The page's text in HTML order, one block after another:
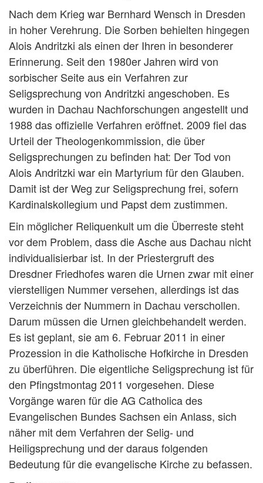
Nach dem Krieg war Bernhard Wensch in Dresden
in hoher Verehrung. Die Sorben behielten hingegen
Alois Andritzki als einen der Ihren in besonderer
Erinnerung. Seit den 1980er Jahren wird von
sorbischer Seite aus ein Verfahren zur
Seligsprechung von Andritzki angeschoben. Es
wurden in Dachau Nachforschungen angestellt und
1988 das offizielle Verfahren eröffnet. 2009 fiel das
Urteil der Theologenkommission, die über
Seligsprechungen zu befinden hat: Der Tod von
Alois Andritzki war ein Martyrium für den Glauben.
Damit ist der Weg zur Seligsprechung frei, sofern
Kardinalskollegium und Papst dem zustimmen.
Ein möglicher Reliquenkult um die Überreste steht
vor dem Problem, dass die Asche aus Dachau nicht
individualisierbar ist. In der Priestergruft des
Dresdner Friedhofes waren die Urnen zwar mit einer
vierstelligen Nummer versehen, allerdings ist das
Verzeichnis der Nummern in Dachau verschollen.
Darum müssen die Urnen gleichbehandelt werden.
Es ist geplant, sie am 6. Februar 2011 in einer
Prozession in die Katholische Hofkirche in Dresden
zu überführen. Die eigentliche Seligsprechung ist für
den Pfingstmontag 2011 vorgesehen. Diese
Vorgänge waren für die AG Catholica des
Evangelischen Bundes Sachsen ein Anlass, sich
näher mit dem Verfahren der Selig- und
Heiligsprechung und der daraus folgenden
Bedeutung für die evangelische Kirche zu befassen.